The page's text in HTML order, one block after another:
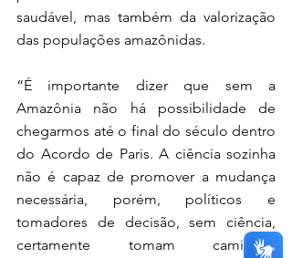
saudável, mas também da valorização
das populações amazônidas.
“É importante dizer que sem a
Amazônia não há possibilidade de
chegarmos até o final do século dentro
do Acordo de Paris. A ciência sozinha
não é capaz de promover a mudança
necessária, porém, políticos e
tomadores de decisão, sem ciência,
certamente tomam caminhos